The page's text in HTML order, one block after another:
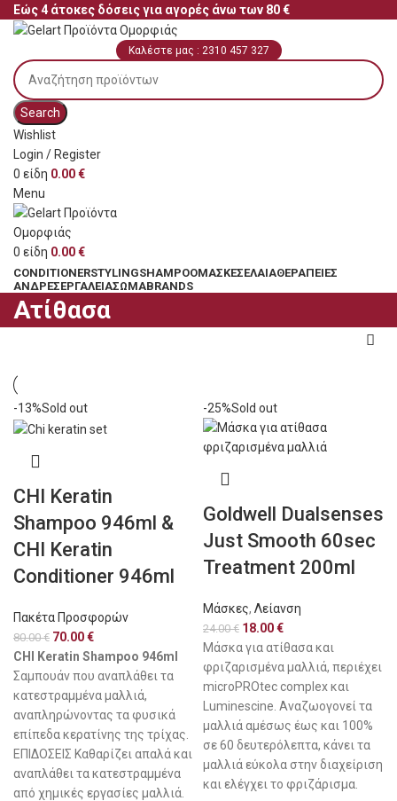
Εώς 4 άτοκες δόσεις για αγορές άνω των 80 €
Καλέστε μας : 2310 457 327
Search
Wishlist
Login / Register
0 είδη 0.00€
Menu
0 είδη 0.00€
CONDITIONERSTYLINGSHAMPOOΜΆΣΚΕΣΈΛΑΙΑΘΕΡΑΠΕΊΕΣ
ΆΝΔΡΕΣΕΡΓΑΛΕΊΑΣΏΜΑBRANDS
Ατίθασα
-13%Sold out
CHI Keratin
Shampoo 946ml &
CHI Keratin
Conditioner 946ml
Πακέτα Προσφορών
80.00€ 70.00€
CHI Keratin Shampoo 946ml
Σαμπουάν που αναπλάθει τα
κατεστραμμένα μαλλιά,
αναπληρώνοντας τα φυσικά
επίπεδα κερατίνης της τρίχας.
ΕΠΙΔΟΣΕΙΣ Καθαρίζει απαλά και
αναπλάθει τα κατεστραμμένα
από χημικές εργασίες μαλλιά.
-25%Sold out
Goldwell Dualsenses
Just Smooth 60sec
Treatment 200ml
Μάσκες, Λείανση
24.00€ 18.00€
Μάσκα για ατίθασα και
φριζαρισμένα μαλλιά, περιέχει
microPROtec complex και
Luminescine. Αναζωογονεί τα
μαλλιά αμέσως έως και 100%
σε 60 δευτερόλεπτα, κάνει τα
μαλλιά εύκολα στην διαχείριση
και ελέγχει το φριζάρισμα.